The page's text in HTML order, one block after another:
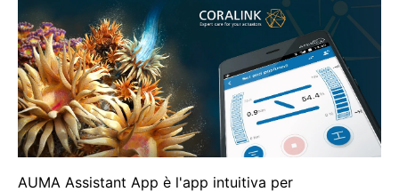
AUMA Assistant App è l'app intuitiva per